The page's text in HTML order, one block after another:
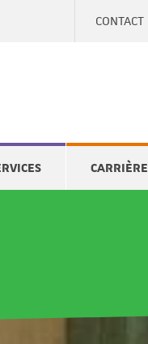
CONTACT
CARRIÈRE